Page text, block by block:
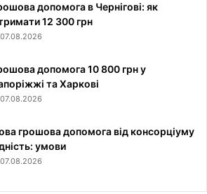
допомога в Чернігові: як
12 300 грн
07.08.2026
допомога 10 800 грн у
та Харкові
07.08.2026
грошова допомога від консорціуму
умови
07.08.2026